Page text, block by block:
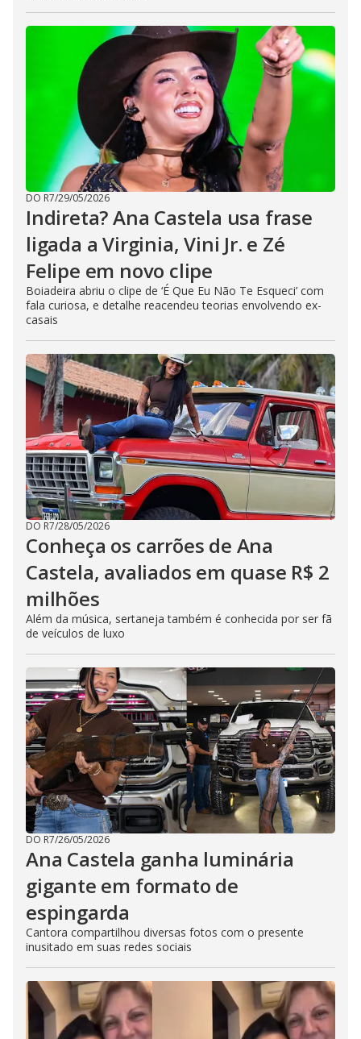
DO R7/29/05/2026
Indireta? Ana Castela usa frase
ligada a Virginia, Vini Jr. e Zé
Felipe em novo clipe
Boiadeira abriu o clipe de ‘É Que Eu Não Te Esqueci’ com
fala curiosa, e detalhe reacendeu teorias envolvendo ex-
casais
DO R7/28/05/2026
Conheça os carrões de Ana
Castela, avaliados em quase R$ 2
milhões
Além da música, sertaneja também é conhecida por ser fã
de veículos de luxo
DO R7/26/05/2026
Ana Castela ganha luminária
gigante em formato de
espingarda
Cantora compartilhou diversas fotos com o presente
inusitado em suas redes sociais